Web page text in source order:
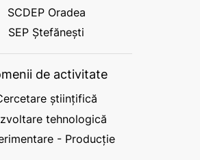
SCDEP Oradea
SEP Ștefănești
de activitate
științifică
tehnologică
- Producție